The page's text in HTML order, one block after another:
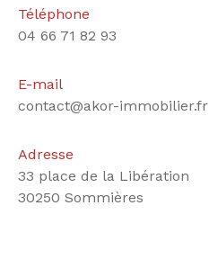
Téléphone
04 66 71 82 93
E-mail
contact@akor-immobilier.fr
Adresse
33 place de la Libération
30250 Sommières